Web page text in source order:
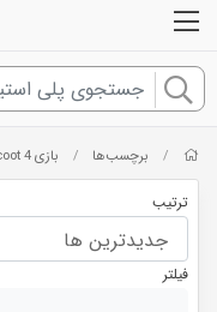
/ برچسب‌ها / بازی Crash Bandicoot 4
ترتیب
فیلتر